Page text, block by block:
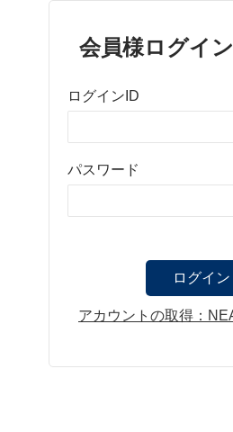
会員様ログイ
ログインID
パスワード
アカウントの取得：